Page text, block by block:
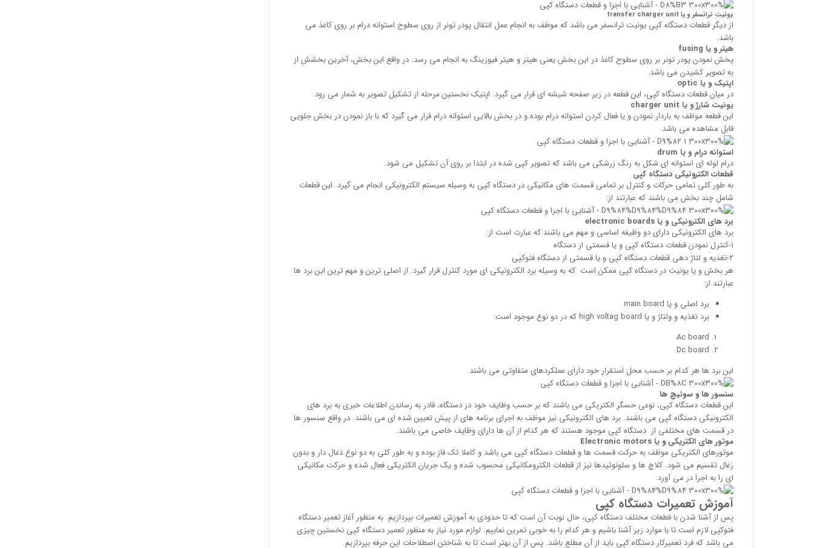
یونیت ترانسفر و یا transfer charger unit
از دیگر قطعات دستگاه کپی یونیت ترانسفر می باشد که موظف به انجام عمل انتقال پودر تونر از روی سطوح استوانه درام بر روی کاغذ می
باشد.
هیتر و یا fusing
پخش نمودن پودر تونر بر روی سطوح کاغذ در این بخش یعنی هیتر و هیتر فیوزینگ به انجام می رسد. در واقع این بخش، آخرین بخشش از
به تصویر کشیدن می باشد.
اپتیک و یا optic
در میان قطعات دستگاه کپی، این قطعه در زیر صفحه شیشه ای قرار می گیرد. اپتیک نخستین مرحله از تشکیل تصویر به شمار می رود.
یونیت شارژ و یا charger unit
این قطعه موظف به باردار نمودن و یا فعال کردن استوانه درام بوده و در بخش بالایی استوانه درام قرار می گیرد که با باز نمودن در بخش جلویی
قابل مشاهده می باشد.
استوانه درام و یا drum
درام لوله ای استوانه ای شکل به رنگ زرشکی می باشد که تصویر کپی شده در ابتدا بر روی آن تشکیل می شود.
قطعات الکترونیکی دستگاه کپی
به طور کلی تمامی حرکات و کنترل بر تمامی قسمت های مکانیکی در دستگاه کپی به وسیله سیستم الکترونیکی انجام می گیرد. این قطعات
شامل چند بخش می باشند که عبارتند از:
برد های الکترونیکی و یا electronic boards
برد های الکترونیکی دارای دو وظیفه اساسی و مهم می باشند که عبارت است از:
۱-کنترل نمودن قطعات دستگاه کپی و یا قسمتی از دستگاه
۲-تغذیه و لتاژ دهی قطعات دستگاه کپی و یا قسمتی از دستگاه فتوکپی
هر بخش و یا یونیت در دستگاه کپی ممکن است که به وسیله برد الکترونیکی ای مورد کنترل قرار گیرد. از اصلی ترین و مهم ترین این برد ها
عبارتند از:
برد اصلی و یا main board
برد تغذیه و ولتاژ و یا high voltag board که در دو نوع موجود است:
Ac board
Dc board
این برد ها هر کدام بر حسب محل استقرار خود دارای عملکردهای متفاوتی می باشند.
سنسور ها و سوئیچ ها
این قطعات دستگاه کپی، نوعی حسگر الکتریکی می باشند که بر حسب وظایف خود در دستگاه، قادر به رساندن اطلاعات خبری به برد های
الکترونیکی دستگاه کپی می باشند. برد های الکترونیکی نیز موظف به اجرای برنامه های از پیش تعیین شده ای می باشند. در واقع سنسور ها
در قسمت های مختلفی از دستگاه کپی موجود هستند که هر کدام از آن ها دارای وظایف خاصی می باشند.
موتور های الکتریکی و یا Electronic motors
موتورهای الکتریکی موظف به حرکت قسمت ها و قطعات دستگاه کپی می باشد و کاملا تک فاز بوده و به طور کلی به دو نوع ذغال دار و بدون
زغال تقسیم می شود. کلاچ ها و سلونوئیدها نیز از قطعات الکترومکانیکی محسوب شده و یک جریان الکتریکی فعال شده و حرکت مکانیکی
ای را به اجرا در می آورد.
آموزش تعمیرات دستگاه کپی
پس از آشنا شدن با قطعات مختلف دستگاه کپی، حال نوبت آن است که تا حدودی به آموزش تعمیرات بپردازیم. به منظور آغاز تعمیر دستگاه
فتوکپی لازم است تا با موارد زیر آشنا باشیم و هر کدام را به خوبی تمرین نماییم. لوازم مورد نیاز به منظور تعمیر دستگاه کپی نخستین چیزی
می باشد که فرد تعمیرکار دستگاه کپی باید از آن مطلع باشد. پس از آن بهتر است تا به شناختن اصطلاحات این حرفه بپردازیم.